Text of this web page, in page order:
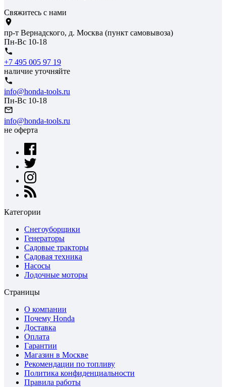
Свяжитесь с нами
пр-т Вернадского, д. Москва (пункт самовывоза)
Пн-Вс 10-18
+7 495 005 97 19
наличие уточняйте
info@honda-tools.ru
Пн-Вс 10-18
info@honda-tools.ru
не оферта
Категории
Снегоуборщики
Генераторы
Садовые тракторы
Садовая техника
Насосы
Лодочные моторы
Страницы
О компании
Почему Honda
Доставка
Оплата
Гарантии
Магазин в Москве
Рекомендации по топливу
Политика конфиденциальности
Правила работы